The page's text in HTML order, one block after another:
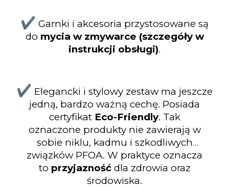
✔️ Garnki i akcesoria przystosowane są
do mycia w zmywarce (szczegóły w
instrukcji obsługi).
✔️ Elegancki i stylowy zestaw ma jeszcze
jedną, bardzo ważną cechę. Posiada
certyfikat Eco-Friendly. Tak
oznaczone produkty nie zawierają w
sobie niklu, kadmu i szkodliwych
związków PFOA. W praktyce oznacza
to przyjaznośćdla zdrowia oraz
środowiska.